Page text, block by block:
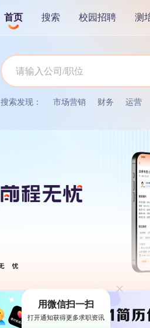
首页 搜索 校园招聘 测
搜索发现： 市场营销 财务 运营
用微信扫一扫
打开通知获得更多求职资讯